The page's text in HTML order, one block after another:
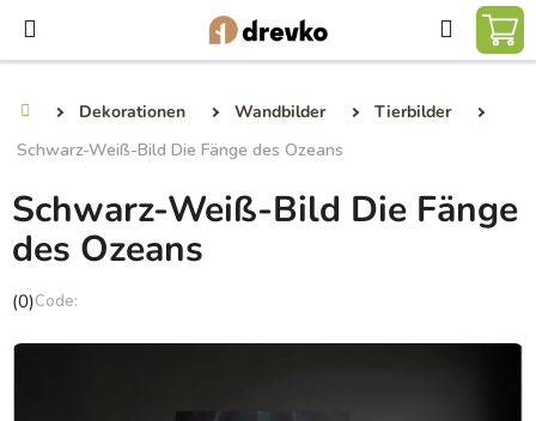
Inhalt
springen
Suchen
Dekorationen Wandbilder
Tierbilder
Schwarz-Weiß-Bild Die Fänge des Ozeans
Schwarz-Weiß-Bild Die Fänge
des Ozeans
Die
Produktbewertung
(0)